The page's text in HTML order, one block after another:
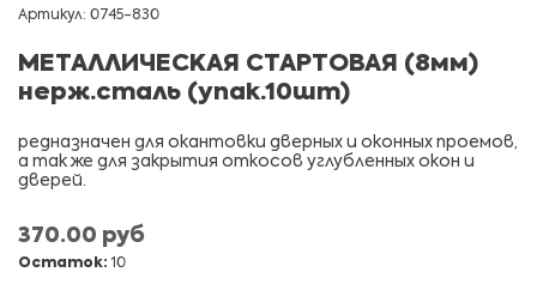
Артикул: 0745-830
МЕТАЛЛИЧЕСКАЯ СТАРТОВАЯ (8мм)
нерж.сталь (упак.10шт)
редназначен для окантовки дверных и оконных проемов,
а так же для закрытия откосов углубленных окон и
дверей.
370.00 руб
Остаток: 10